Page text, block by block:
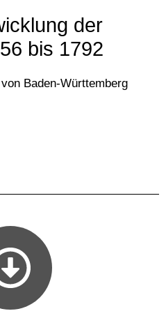
der
bis 1792
Baden-Württemberg